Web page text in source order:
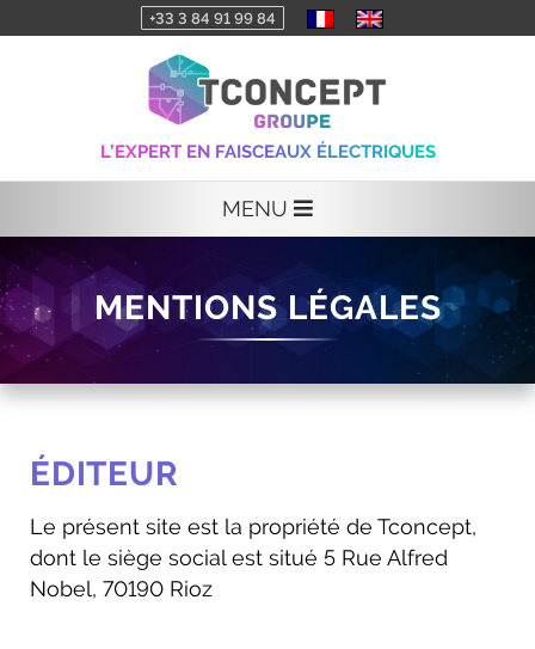
+33 3 84 91 99 84
L’EXPERT EN FAISCEAUX ÉLECTRIQUES
MENU
MENTIONS LÉGALES
ÉDITEUR
Le présent site est la propriété de Tconcept,
dont le siège social est situé 5 Rue Alfred
Nobel, 70190 Rioz